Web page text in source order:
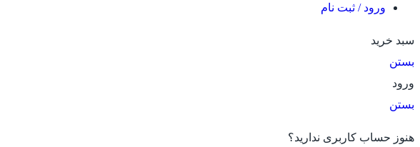
ورود / ثبت نام
سبد خرید
بستن
ورود
بستن
هنوز حساب کاربری ندارید؟